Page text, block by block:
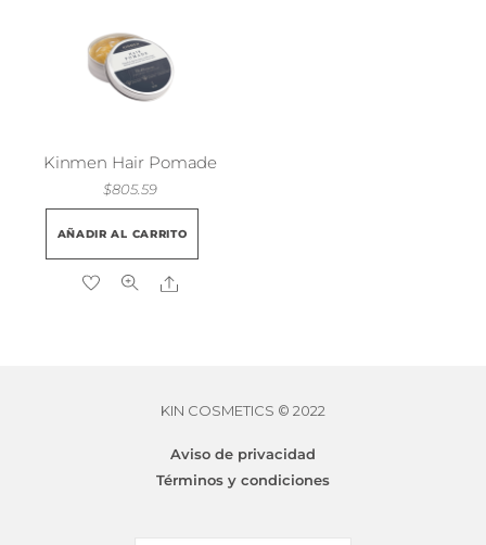
Kinmen Hair Pomade
$805.59
AÑADIR AL CARRITO
Share
KIN COSMETICS © 2022
Aviso de privacidad
Términos y condiciones